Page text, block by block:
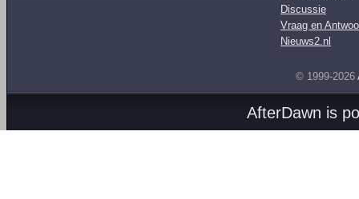
Discussie
Vraag en
Nieuws2.nl
© 1999-2026
AfterDawn is